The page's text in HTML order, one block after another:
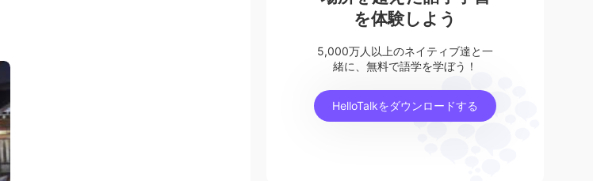
を体験しよう
5,000万人以上のネイティブ達と一
緒に、無料で語学を学ぼう！
HelloTalkをダウンロードする